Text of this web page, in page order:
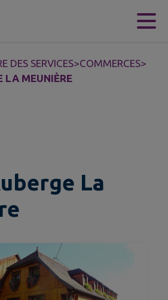
DES SERVICES>COMMERCES>
LA MEUNIÈRE
La